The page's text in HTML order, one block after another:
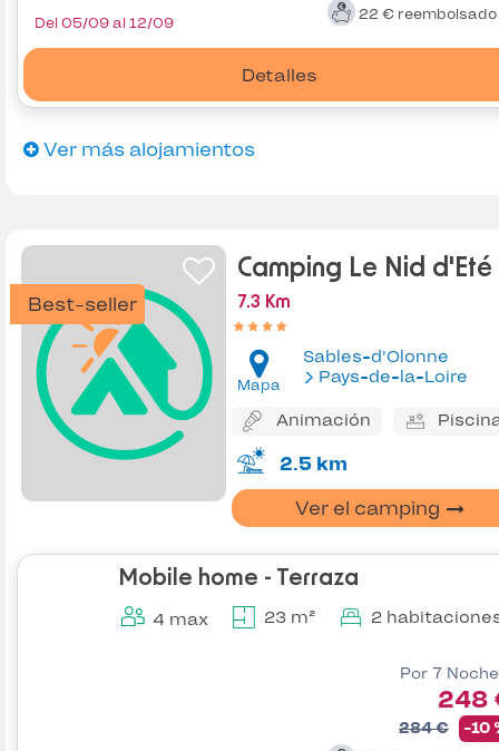
22 € reembolsado
Detalles
Del 05/09 al 12/09
Ver más alojamientos
Best-seller
Camping Le Nid d'Eté
7.3 Km
Mapa
Sables-d'Olonne
Pays-de-la-Loire
Animación
2.5 km
Ver el camping
Mobile home - Terraza
4 max 23 m² 2
Por 7
248
284 € -10